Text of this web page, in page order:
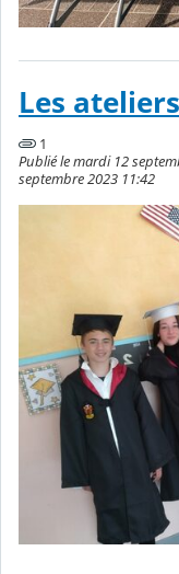
Les ateliers
1
Publié le mardi 12
septembre 2023 11:42